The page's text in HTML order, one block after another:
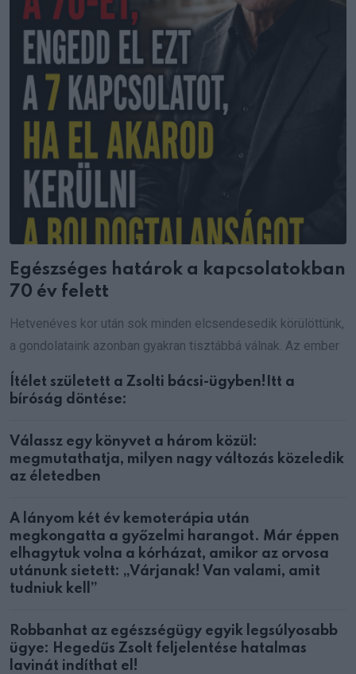
Egészséges határok a kapcsolatokban
70 év felett
Hetvenéves kor után sok minden elcsendesedik körülöttünk,
a gondolataink azonban gyakran tisztábbá válnak. Az ember
Ítélet született a Zsolti bácsi-ügyben!Itt a
bíróság döntése:
Válassz egy könyvet a három közül:
megmutathatja, milyen nagy változás közeledik
az életedben
A lányom két év kemoterápia után
megkongatta a győzelmi harangot. Már éppen
elhagytuk volna a kórházat, amikor az orvosa
utánunk sietett: „Várjanak! Van valami, amit
tudniuk kell”
Robbanhat az egészségügy egyik legsúlyosabb
ügye: Hegedűs Zsolt feljelentése hatalmas
lavinát indíthat el!